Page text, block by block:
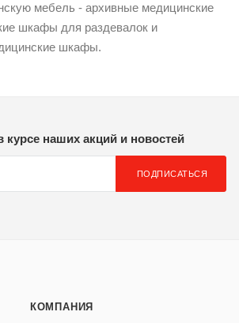
мебель - архивные медицинские
шкафы для раздевалок и
шкафы.
курсе наших акций и новостей
ПОДПИСАТЬСЯ
КОМПАНИЯ